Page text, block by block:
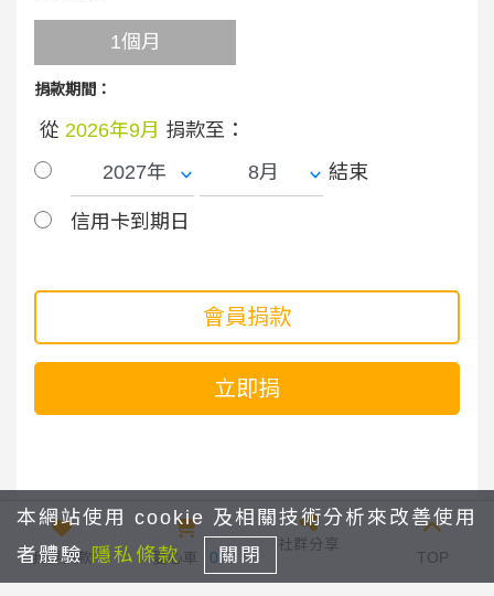
1個月
捐款期間：
從 2026年9月 捐款至：
結束
信用卡到期日
會員捐款
立即捐
【天使招募告急】需要您的幫助 回列表 【Dream x Art 夢想藝術計畫】
我要捐款 愛心車 0
社群分享
TOP
本網站使用 cookie 及相關技術分析來改善使用
者體驗 隱私條款 關閉